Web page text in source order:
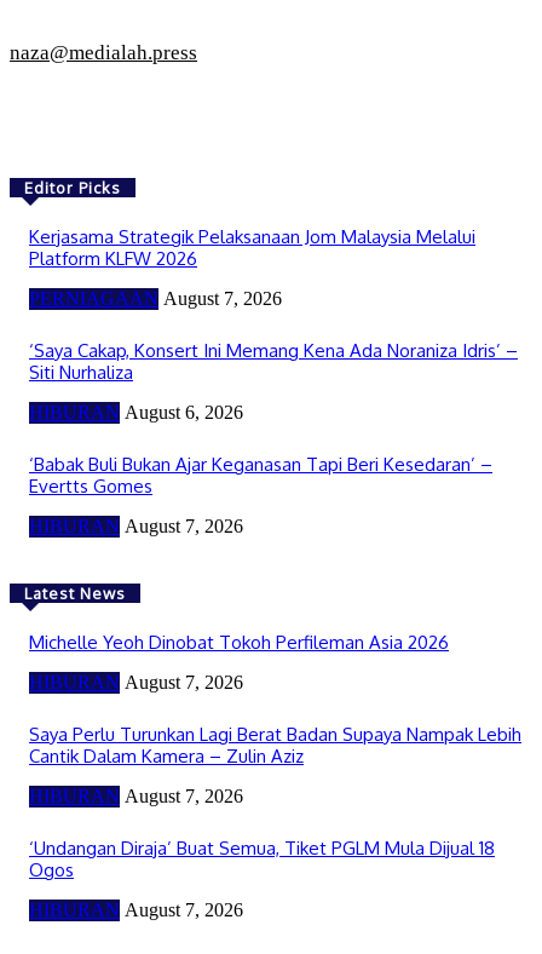
naza@medialah.press
Editor Picks
Kerjasama Strategik Pelaksanaan Jom Malaysia Melalui
Platform KLFW 2026
PERNIAGAAN August 7, 2026
‘Saya Cakap, Konsert Ini Memang Kena Ada Noraniza Idris’ –
Siti Nurhaliza
HIBURAN August 6, 2026
‘Babak Buli Bukan Ajar Keganasan Tapi Beri Kesedaran’ –
Evertts Gomes
HIBURAN August 7, 2026
Latest News
Michelle Yeoh Dinobat Tokoh Perfileman Asia 2026
HIBURAN August 7, 2026
Saya Perlu Turunkan Lagi Berat Badan Supaya Nampak Lebih
Cantik Dalam Kamera – Zulin Aziz
HIBURAN August 7, 2026
‘Undangan Diraja’ Buat Semua, Tiket PGLM Mula Dijual 18
Ogos
HIBURAN August 7, 2026